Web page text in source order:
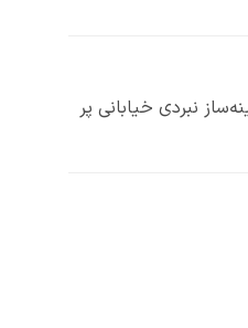
نبردی خیابانی پر